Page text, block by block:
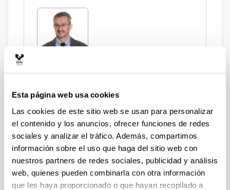
Esta página web usa cookies
Las cookies de este sitio web se usan para personalizar
el contenido y los anuncios, ofrecer funciones de redes
sociales y analizar el tráfico. Además, compartimos
información sobre el uso que haga del sitio web con
nuestros partners de redes sociales, publicidad y análisis
web, quienes pueden combinarla con otra información
que les haya proporcionado o que hayan recopilado a
Ignacio
Investigadores e
investigadoras
Otazua Zabala, Goizeder